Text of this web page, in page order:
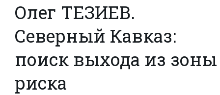
Олег ТЕЗИЕВ.
Северный Кавказ:
поиск выхода из зоны
риска